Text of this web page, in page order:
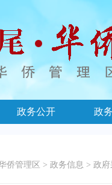
政务公开 政
侨管理区 > 政务信息 > 政府